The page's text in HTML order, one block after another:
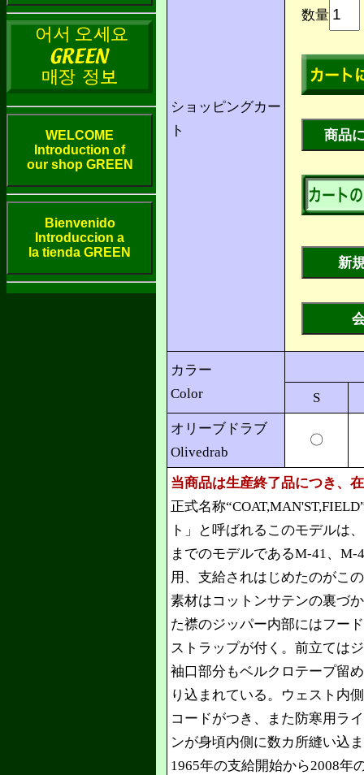
WELCOME
Introduction of
our shop GREEN
Bienvenido
Introduccion a
la tienda GREEN
ショッピングカー
ト
数量
カラー
Color
S
オリーブドラブ
Olivedrab
〇
当商品は生産終了品につき、
正式名称
ト」と呼ばれるこのモデルは
までのモデルであるM-41、
用、支給されはじめたのがこ
素材はコットンサテンの裏づ
た襟のジッパー内部にはフー
ストラップが付く。前立ては
袖口部分もベルクロテープ留
り込まれている。ウェスト内
コードがつき、また防寒用ラ
ンが身頃内側に数カ所縫い込
1965年の支給開始から2008年